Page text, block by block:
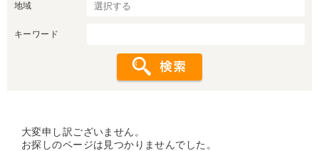
地域
キーワード
大変申し訳ございません。
お探しのページは見つかりませんでした。